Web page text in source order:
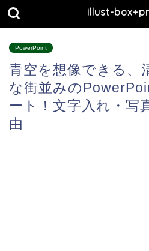
illust-
PowerPoint
青空を想像できる、
な街並みの
ート！文字入れ・写
由